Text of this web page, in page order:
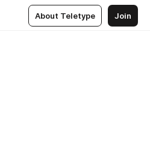
About Teletype Join